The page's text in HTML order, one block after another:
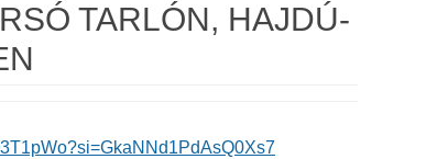
TARLÓN, HAJDÚ-